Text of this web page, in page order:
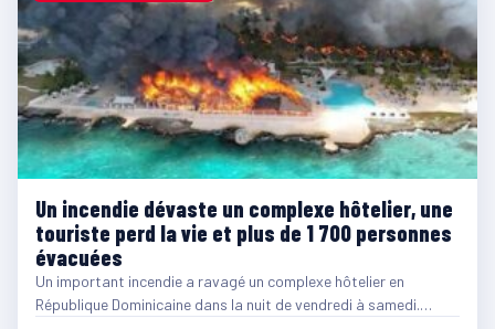
Un incendie dévaste un complexe hôtelier, une
touriste perd la vie et plus de 1 700 personnes
évacuées
Un important incendie a ravagé un complexe hôtelier en
République Dominicaine dans la nuit de vendredi à samedi.…